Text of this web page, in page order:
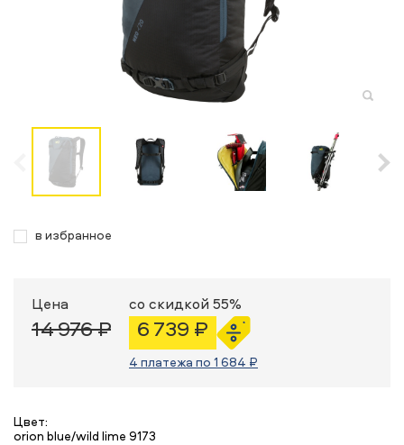
в избранное
Цена
14 976 ₽
со скидкой 55%
6 739 ₽
4 платежа по 1 684 ₽
Цвет:
orion blue/wild lime 9173